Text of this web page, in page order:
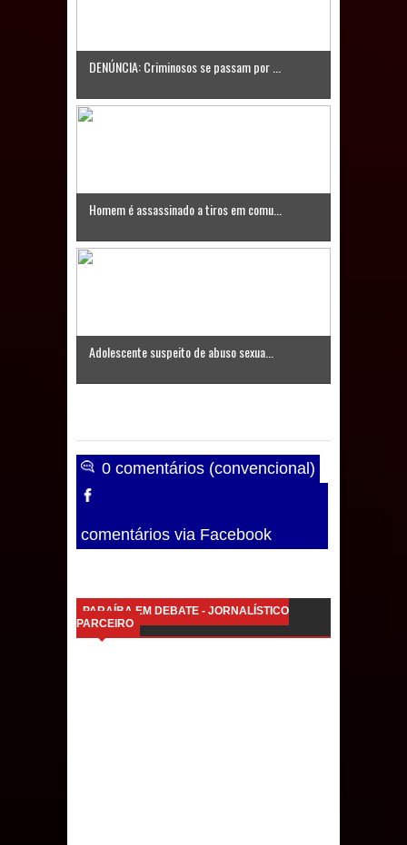
DENÚNCIA: Criminosos se passam por ...
Homem é assassinado a tiros em comu...
Adolescente suspeito de abuso sexua...
0 comentários (convencional)
comentários via Facebook
PARAÍBA EM DEBATE - JORNALÍSTICO
PARCEIRO